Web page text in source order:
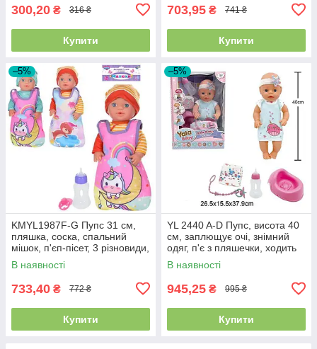
300,20 ₴ 316 ₴
Купити
703,95 ₴ 741 ₴
Купити
–5%
KMYL1987F-G Пупс 31 см,
пляшка, соска, спальний
мішок, п'єп-пісет, 3 різновиди,
у пакеті 24-44-9 см
В наявності
733,40 ₴ 772 ₴
Купити
–5%
YL 2440 A-D Пупс, висота 40
см, заплющує очі, знімний
одяг, п'є з пляшечки, ходить
на горщик,
В наявності
945,25 ₴ 995 ₴
Купити